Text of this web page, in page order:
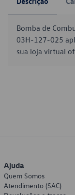
Bomba de
03H-127-025
sua loja virtual
Ajuda
Quem Somos
Atendimento (SAC)